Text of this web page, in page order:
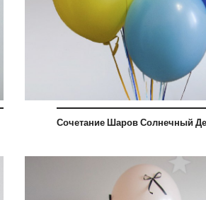
Сочетание Шаров Солнечный